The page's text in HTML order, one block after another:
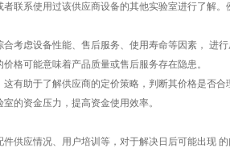
系使用过该供应商设备的其他实验室进行了解。
考虑设备性能、售后服务、使用寿命等因素， 进行
格可能意味着产品质量或售后服务存在隐患。
有助于了解供应商的定价策略，判断其价格是否合
的资金压力，提高资金使用效率。
供应情况、用户培训等，对于解决日后可能出现 的